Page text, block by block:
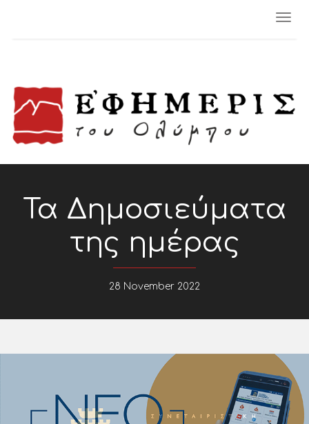
Τα Δημοσιεύματα
της ημέρας
28 November 2022